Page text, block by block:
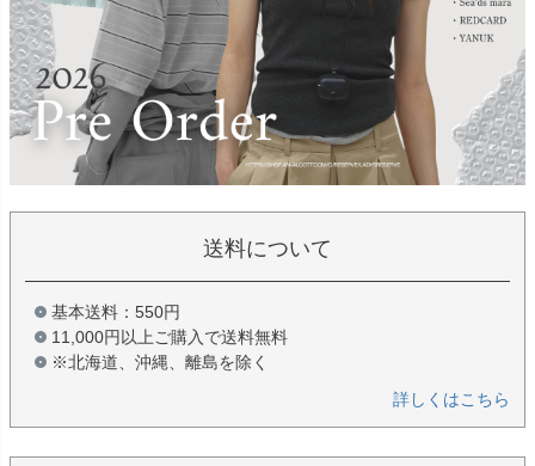
送料について
基本送料：550円
11,000円以上ご購入で送料無料
※北海道、沖縄、離島を除く
詳しくはこちら